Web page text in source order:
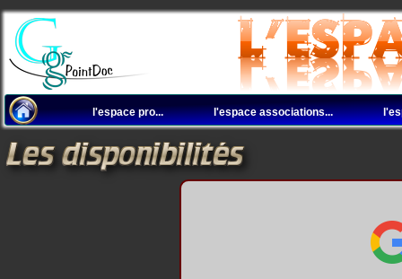
l'espace associations...
l'espace pro...